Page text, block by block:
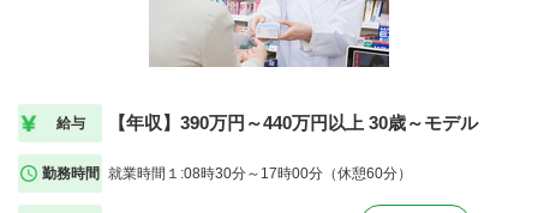
給与 【年収】390万円～440万円以上 30歳～モデル
勤務時間 就業時間１:08時30分～17時00分（休憩60分）